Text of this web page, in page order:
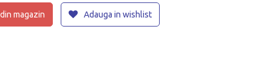
magazin Adauga in wishlist